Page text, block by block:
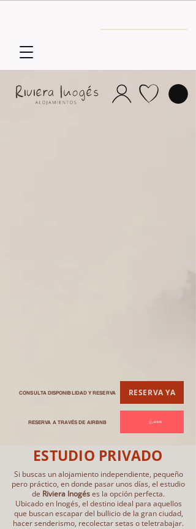
CONSULTA DISPONIBLIDAD Y RESERVA RESERVA YA
RESERVA A TRAVÉS DE AIRBNB
ESTUDIO PRIVADO
Si buscas un alojamiento independiente, pequeño
pero práctico, en donde pasar unos días, el estudio
de Riviera Inogéses la opción perfecta.
Ubicado en Inogés, el destino ideal para aquellos
que buscan escapar del bullicio de la gran ciudad,
hacer senderismo, recolectar setas o teletrabajar.